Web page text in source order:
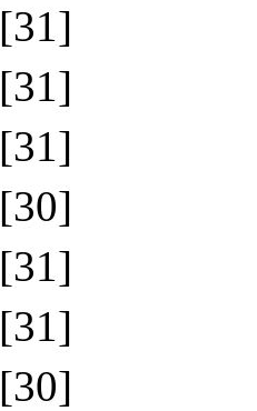
[31]
[31]
[31]
[30]
[31]
[31]
[30]